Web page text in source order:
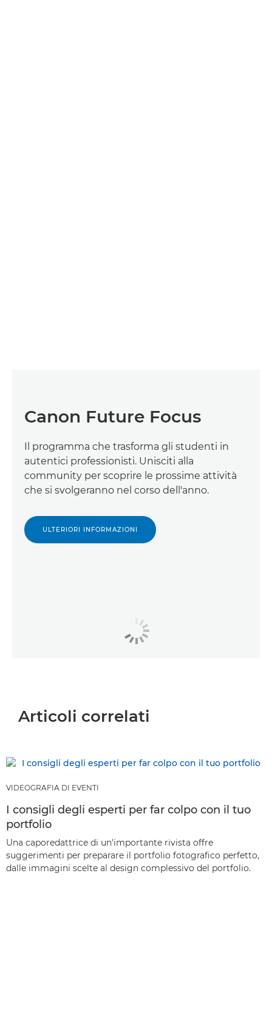
Canon Future Focus
Il programma che trasforma gli studenti in
autentici professionisti. Unisciti alla
community per scoprire le prossime attività
che si svolgeranno nel corso dell'anno.
ULTERIORI INFORMAZIONI
Articoli correlati
VIDEOGRAFIA DI EVENTI
I consigli degli esperti per far colpo con il tuo
portfolio
Una caporedattrice di un'importante rivista offre
suggerimenti per preparare il portfolio fotografico perfetto,
dalle immagini scelte al design complessivo del portfolio.